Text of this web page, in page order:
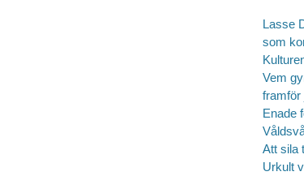
Lasse
som
Vem
framför
Enade
Att sila
Urkult